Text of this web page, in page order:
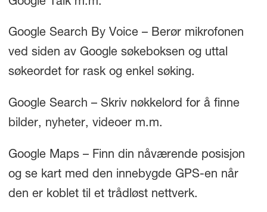
Google Search By Voice – Berør mikrofonen
ved siden av Google søkeboksen og uttal
søkeordet for rask og enkel søking.
Google Search – Skriv nøkkelord for å finne
bilder, nyheter, videoer m.m.
Google Maps – Finn din nåværende posisjon
og se kart med den innebygde GPS-en når
den er koblet til et trådløst nettverk.